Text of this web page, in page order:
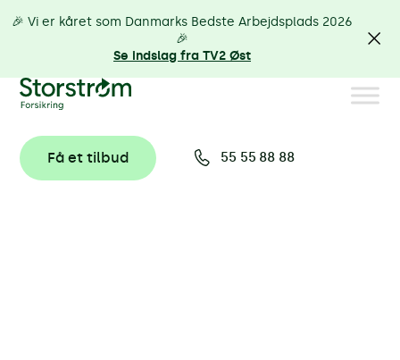
Få et tilbud 55 55 88 88
🎉 Vi er kåret som Danmarks Bedste Arbejdsplads 2026
🎉
Se indslag fra TV2 Øst